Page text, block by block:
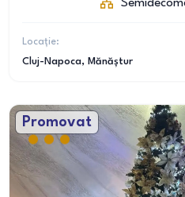
Locație:
Cluj-Napoca, Mănăștur
Promovat